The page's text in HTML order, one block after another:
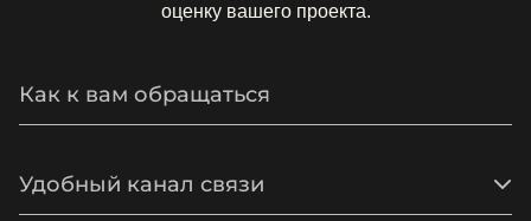
оценку вашего проекта.
Удобный канал связи